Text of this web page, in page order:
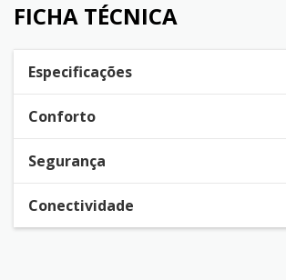
FICHA TÉCNICA
Especificações
Conforto
Segurança
Conectividade